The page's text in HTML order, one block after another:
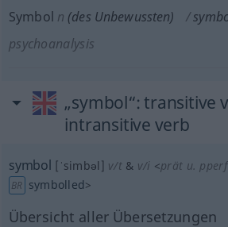
Symbol n (des Unbewussten)
psychoanalysis
„symbol“: transitive
intransitive verb
symbol [ˈsimbəl] v/t& v/i <prät u. pperf
BR symbolled>
Übersicht aller Übersetzungen